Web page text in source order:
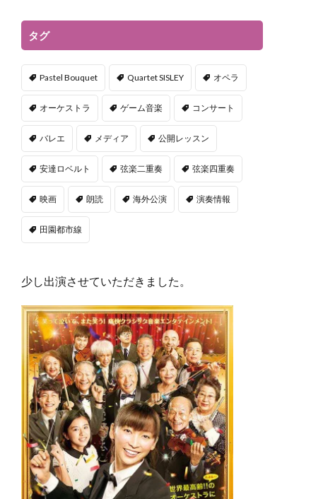
タグ
Pastel Bouquet Quartet SISLEY オペラ
オーケストラ ゲーム音楽 コンサート
バレエ メディア 公開レッスン
安達ロベルト 弦楽二重奏 弦楽四重奏
映画 朗読 海外公演 演奏情報
田園都市線
少し出演させていただきました。